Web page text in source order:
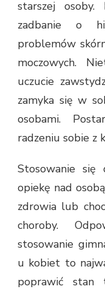
starszej
zadbanie o
problemów
moczowych.
uczucie
zamyka się w
osobami.
radzeniu sobie z
Stosowanie się
opiekę nad
zdrowia lub
choroby.
stosowanie
u kobiet to
poprawić stan